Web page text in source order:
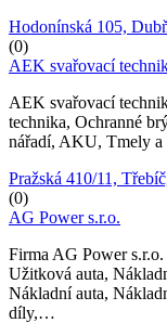
Hodonínská 105,
(0)
AEK svařovací
AEK svařovací
technika, Ochranné
nářadí, AKU, Tmely a
Pražská 410/11,
(0)
AG Power s.r.o.
Firma AG Power
Užitková auta,
Nákladní auta,
díly,…